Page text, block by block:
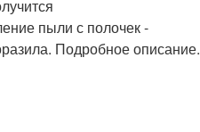
пыли с полочек -
Подробное описание.